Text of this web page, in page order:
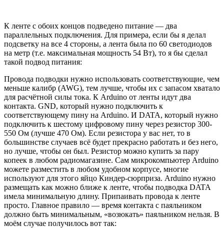
К ленте с обоих концов подведено питание — два
параллельных подключения. Для примера, если бы я делал
подсветку на все 4 стороны, а лента была по 60 светодиодов
на метр (т.е. максимальная мощность 54 Вт), то я бы сделал
такой подвод питания:
Провода подводки нужно использовать соответствующие, чем
меньше калибр (AWG), тем лучше, чтобы их с запасом хватало
для расчётной силы тока. К Arduino от ленты идут два
контакта. GND, который нужно подключить к
соответствующему пину на Arduino. И DATA, который нужно
подключить к шестому цифровому пину через резистор 300-
550 Ом (лучше 470 Ом). Если резистора у вас нет, то в
большинстве случаев всё будет прекрасно работать и без него,
но лучше, чтобы он был. Резистор можно купить за пару
копеек в любом радиомагазине. Сам микрокомпьютер Arduino
можете разместить в любом удобном корпусе, многие
используют для этого яйцо Киндер-сюрприза. Arduino нужно
размещать как можно ближе к ленте, чтобы подводка DATA
имела минимальную длину. Припаивать провода к ленте
просто. Главное правило — время контакта с паяльником
должно быть минимальным, «возюкать» паяльником нельзя. В
моём случае получилось вот так: